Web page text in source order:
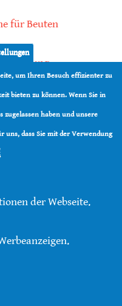
für Beuten
Haltung
um Ihren Besuch effizienter zu
bieten zu können. Wenn Sie in
zugelassen haben und unsere
dass Sie mit der Verwendung
der Webseite.